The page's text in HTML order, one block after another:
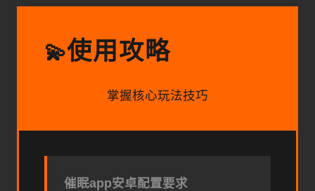
💫使用攻略
掌握核心玩法技巧
催眠app安卓配置要求